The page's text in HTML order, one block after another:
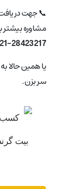
📞 جهت
مشاوره بیشتر
28423217
یا همین حالا
سر بزن.